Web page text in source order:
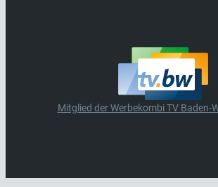
Mitglied der Werbekombi TV Baden-